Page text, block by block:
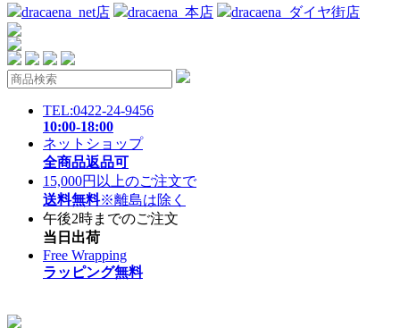
dracaena_net店 dracaena_本店 dracaena_ダイヤ街店
TEL:0422-24-9456
10:00-18:00
ネットショップ
全商品返品可
15,000円以上のご注文で
送料無料※離島は除く
午後2時までのご注文
当日出荷
Free Wrapping
ラッピング無料